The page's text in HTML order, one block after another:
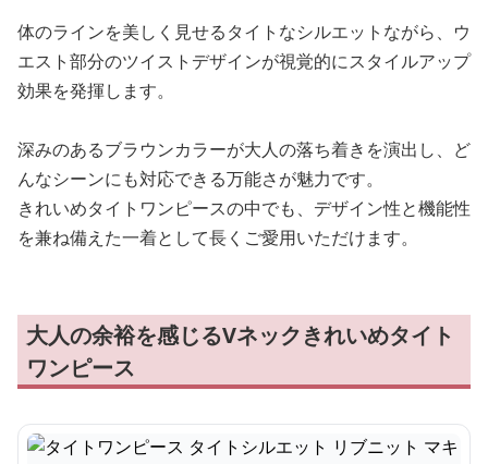
体のラインを美しく見せるタイトなシルエットながら、ウ
エスト部分のツイストデザインが視覚的にスタイルアップ
効果を発揮します。
深みのあるブラウンカラーが大人の落ち着きを演出し、ど
んなシーンにも対応できる万能さが魅力です。
きれいめタイトワンピースの中でも、デザイン性と機能性
を兼ね備えた一着として長くご愛用いただけます。
大人の余裕を感じるVネックきれいめタイト
ワンピース